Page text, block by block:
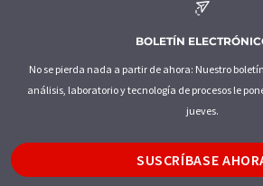
BOLETÍN
No se pierda nada a partir de ahora: Nuestro
análisis, laboratorio y tecnología de procesos le
jueves.
SUSCRÍBASE